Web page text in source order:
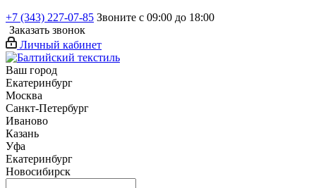
+7 (343) 227-07-85 Звоните с 09:00 до 18:00
Заказать звонок
Личный кабинет
Ваш город
Екатеринбург
Москва
Санкт-Петербург
Иваново
Казань
Уфа
Екатеринбург
Новосибирск